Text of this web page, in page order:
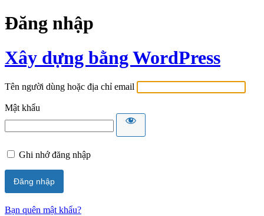
Đăng nhập
Xây dựng bằng WordPress
Tên người dùng hoặc địa chỉ email
Mật khẩu
Ghi nhớ đăng nhập
Bạn quên mật khẩu?